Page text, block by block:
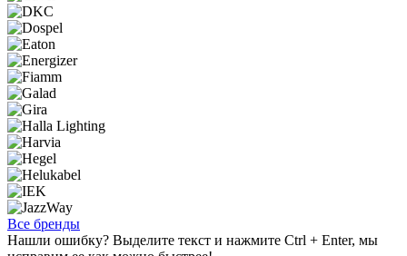
Все бренды
Нашли ошибку? Выделите текст и нажмите Ctrl + Enter, мы